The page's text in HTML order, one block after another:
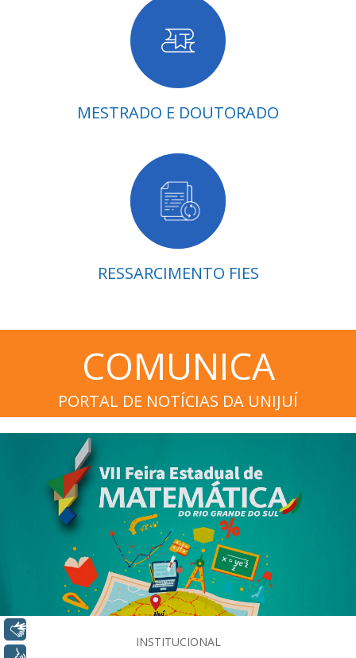
MESTRADO E DOUTORADO
RESSARCIMENTO FIES
COMUNICA
PORTAL DE NOTÍCIAS DA UNIJUÍ
INSTITUCIONAL